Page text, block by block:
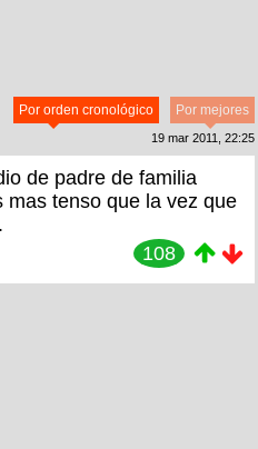
Por mejores
Por orden cronológico
19 mar 2011, 22:25
de padre de familia
tenso que la vez que
108